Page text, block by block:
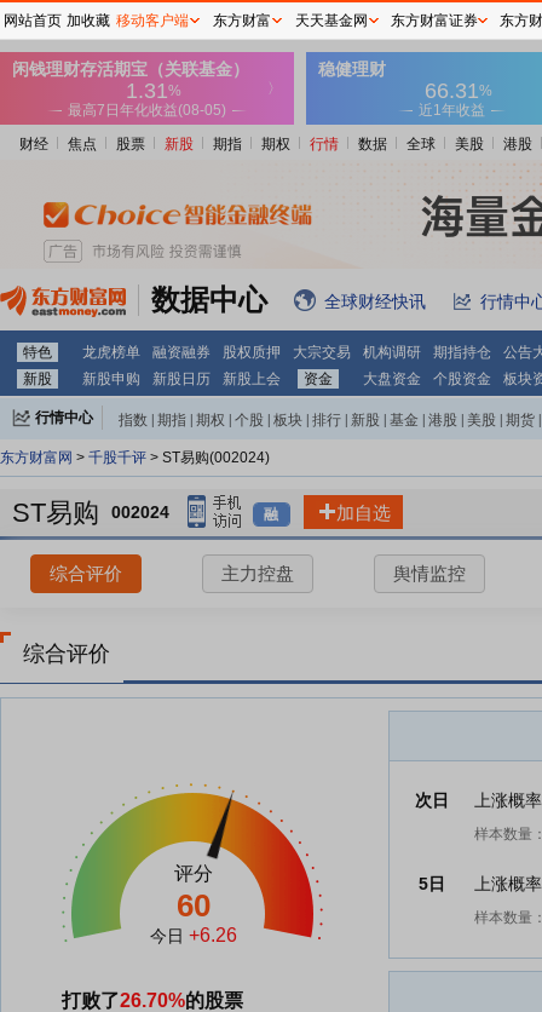
财经 焦点 股票 新股 期指 期权 行情 数据 全球 美股 港股
数据中心 全球财经快讯 行情中
特色 龙虎榜单 融资融券 股权质押 大宗交易 机构调研 期指持仓
公告
新股
新股申购 新股日历 新股上会 资金 大盘资金 个股资金 板块
行情中心 指数 期指 期权 个股 板块 排行 新股 基金 港股 美股 期货
东方财富网 > 千股千评 > ST易购(002024)
ST易购 002024 融 加自选
综合评价 主力控盘 舆情监控
综合评价
评分
60
今日 +6.26
打败了26.70%的股票
次日 上涨概
样本数量
5日 上涨概
样本数量
网站首页 加收藏 移动客户端 东方财富 天天基金网 东方财富证券 东方